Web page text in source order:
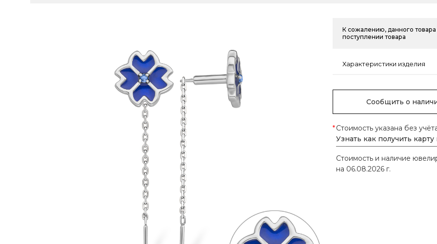
К сожалению, данного
поступлении товара
Характеристики изделия
Сообщить о
*Стоимость указана без
Узнать как получить
Стоимость и наличие
на 06.08.2026 г.